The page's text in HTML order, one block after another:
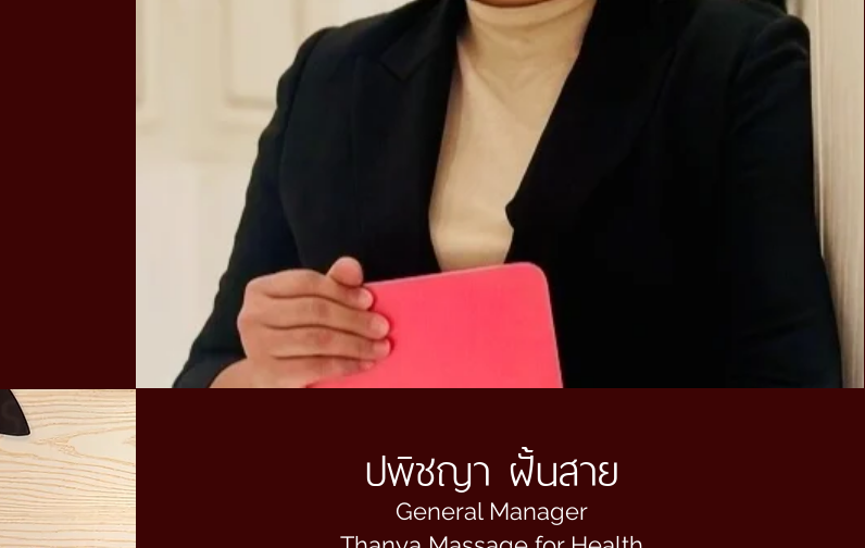
ปพิชญา ฝั้นสาย
General Manager